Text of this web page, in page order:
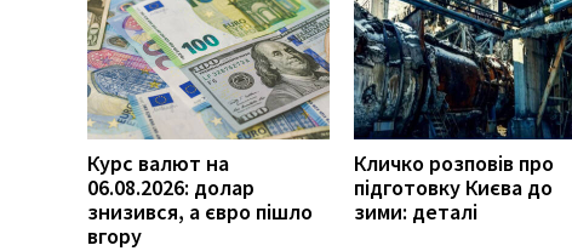
Курс валют на
06.08.2026: долар
знизився, а євро пішло
вгору
Кличко розповів про
підготовку Києва до
зими: деталі